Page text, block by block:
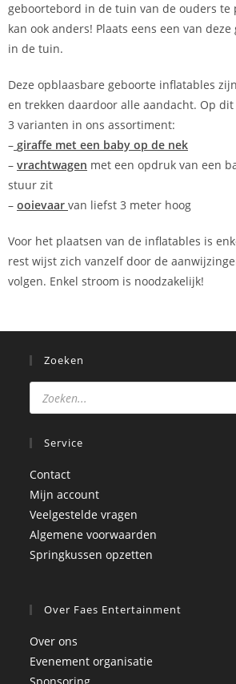
geboortebord in de tuin van de ouders te
kan ook anders! Plaats eens een van
in de tuin.
Deze opblaasbare geboorte inflatables
en trekken daardoor alle aandacht. Op
3 varianten in ons assortiment:
– giraffe met een baby op de nek
– vrachtwagen met een opdruk van een
stuur zit
– ooievaar van liefst 3 meter hoog
Voor het plaatsen van de inflatables is
rest wijst zich vanzelf door de
volgen. Enkel stroom is noodzakelijk!
Zoeken
Service
Contact
Mijn account
Veelgestelde vragen
Algemene voorwaarden
Springkussen opzetten
Over Faes Entertainment
Over ons
Evenement organisatie